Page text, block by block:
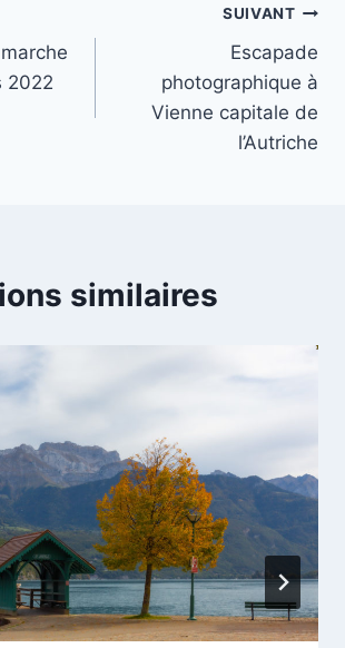
2022
SUIVANT
Escapade
photographique à
Vienne capitale de
l’Autriche
similaires